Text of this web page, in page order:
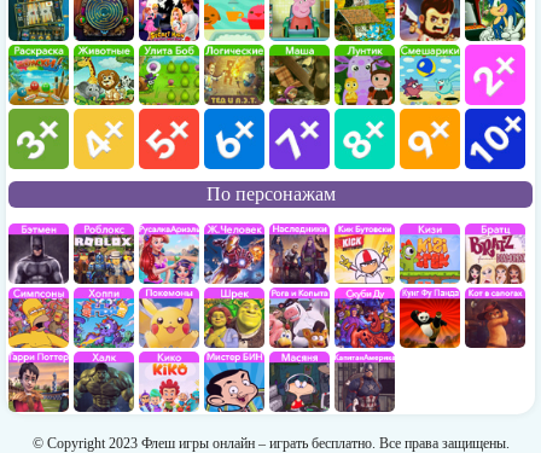
По персонажам
© Copyright 2023 Флеш игры онлайн – играть бесплатно. Все права защищены.